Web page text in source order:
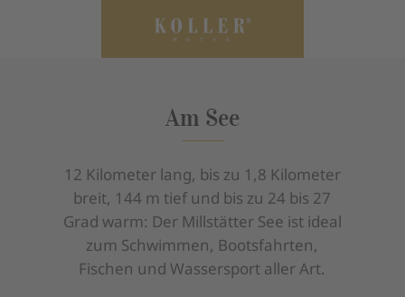
Am See
12 Kilometer lang, bis zu 1,8 Kilometer
breit, 144 m tief und bis zu 24 bis 27
Grad warm: Der Millstätter See ist ideal
zum Schwimmen, Bootsfahrten,
Fischen und Wassersport aller Art.